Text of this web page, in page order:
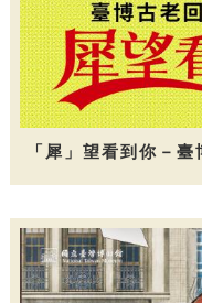
「犀」望看到你－